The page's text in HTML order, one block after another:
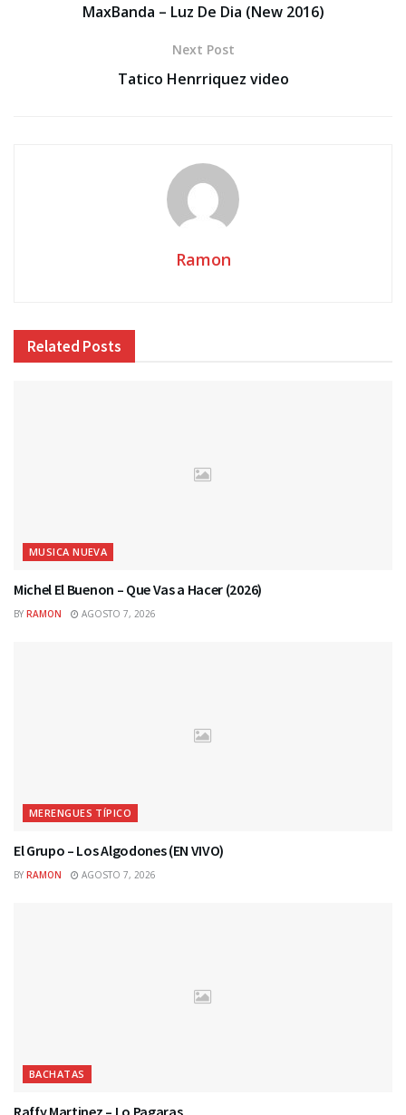
MaxBanda – Luz De Dia (New 2016)
Next Post
Tatico Henrriquez video
Ramon
Related Posts
MUSICA NUEVA
Michel El Buenon – Que Vas a Hacer (2026)
BY RAMON AGOSTO 7, 2026
MERENGUES TÍPICO
El Grupo – Los Algodones (EN VIVO)
BY RAMON AGOSTO 7, 2026
BACHATAS
Raffy Martinez – Lo Pagaras